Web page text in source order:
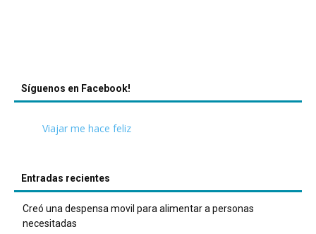
Síguenos en Facebook!
Viajar me hace feliz
Entradas recientes
Creó una despensa movil para alimentar a personas
necesitadas